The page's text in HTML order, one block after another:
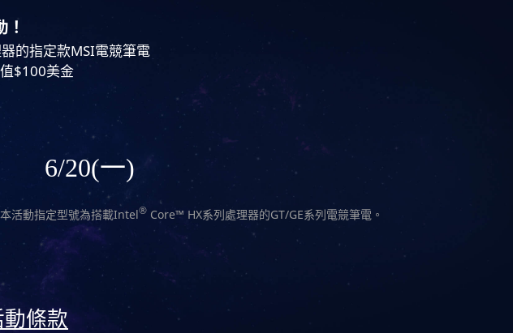
的指定款MSI電競筆電
$100美金
6/20(一)
活動指定型號為搭載Intel® Core™ HX系列處理器的GT/GE系列電競筆電。
動條款